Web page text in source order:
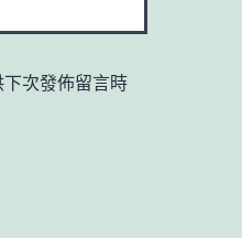
次發佈留言時